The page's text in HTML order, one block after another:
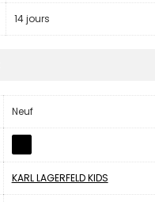
14 jours
Neuf
KARL LAGERFELD KIDS